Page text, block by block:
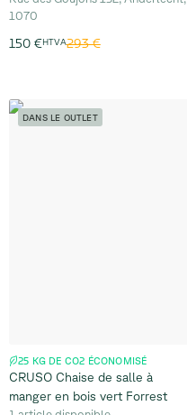
1070
150 €HTVA293 €
DANS LE OUTLET
25 KG DE CO2 ÉCONOMISÉ
CRUSO Chaise de salle à
manger en bois vert Forrest